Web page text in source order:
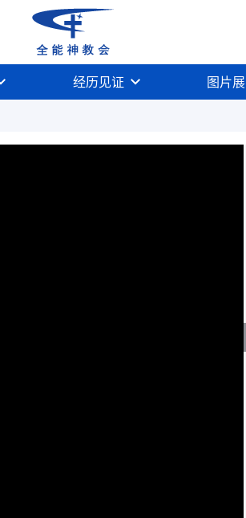
经历见证 图片展